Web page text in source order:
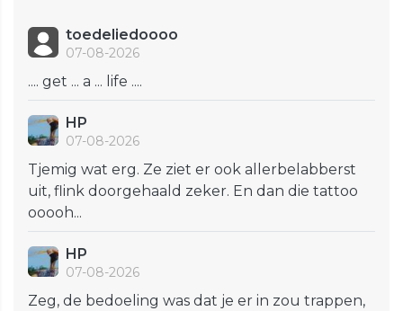
toedeliedoooo
07-08-2026
.... get ... a ... life ....
HP
07-08-2026
Tjemig wat erg. Ze ziet er ook allerbelabberst
uit, flink doorgehaald zeker. En dan die tattoo
ooooh...
HP
07-08-2026
Zeg, de bedoeling was dat je er in zou trappen,